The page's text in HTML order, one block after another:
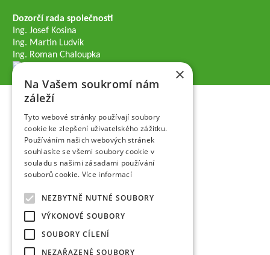
Dozorčí rada společnosti
Ing. Josef Kosina
Ing. Martin Ludvík
Ing. Roman Chaloupka
×
Na Vašem soukromí nám
záleží
Tyto webové stránky používají soubory
cookie ke zlepšení uživatelského zážitku.
Používáním našich webových stránek
souhlasíte se všemi soubory cookie v
souladu s našimi zásadami používání
souborů cookie. Více informací
NEZBYTNĚ NUTNÉ SOUBORY
VÝKONOVÉ SOUBORY
SOUBORY CÍLENÍ
NEZAŘAZENÉ SOUBORY